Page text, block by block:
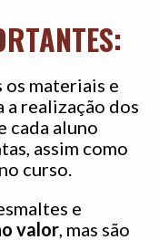
os materiais e
a realização dos
cada aluno
assim como
curso.
e
valor, mas são